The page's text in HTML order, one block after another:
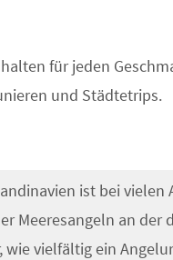
für jeden
und Städtetrips.
ist bei vielen
Meeresangeln an der
wie vielfältig ein